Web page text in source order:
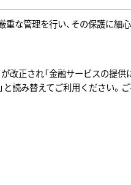
な管理を行い、その保護に細
改正され「金融サービスの提
読み替えてご利用ください。